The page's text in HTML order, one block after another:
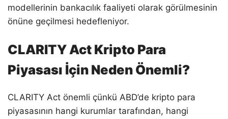
modellerinin bankacılık faaliyeti olarak görülmesinin
önüne geçilmesi hedefleniyor.
CLARITY Act Kripto Para
Piyasası İçin Neden Önemli?
CLARITY Act önemli çünkü ABD’de kripto para
piyasasının hangi kurumlar tarafından, hangi